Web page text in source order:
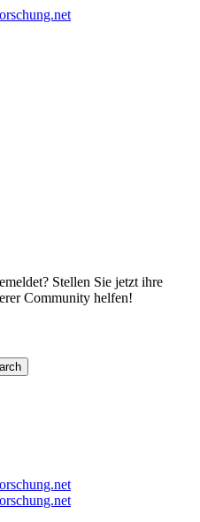
Stellen Sie jetzt ihre
Community helfen!